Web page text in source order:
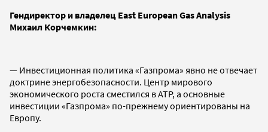
Гендиректор и владелец East European Gas Analysis
Михаил Корчемкин:
— Инвестиционная политика «Газпрома» явно не отвечает
доктрине энергобезопасности. Центр мирового
экономического роста сместился в АТР, а основные
инвестиции «Газпрома» по-прежнему ориентированы на
Европу.